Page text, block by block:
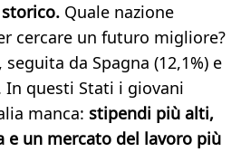
Quale nazione
cercare un futuro migliore?
seguita da Spagna (12,1%) e
In questi Stati i giovani
manca: stipendi più alti,
e un mercato del lavoro più